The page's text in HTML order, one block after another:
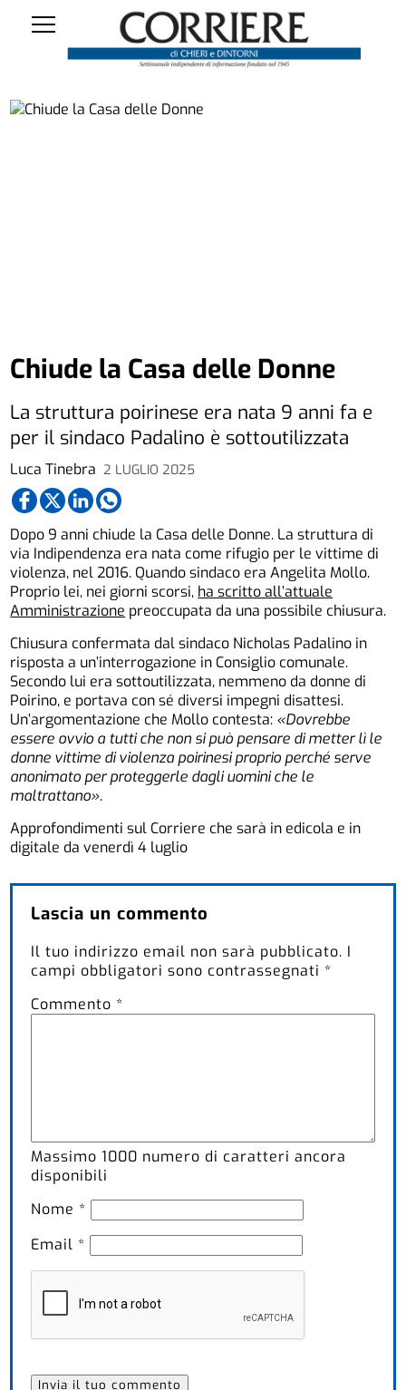
Luca Tinebra 2 LUGLIO 2025
Chiude la Casa delle Donne
La struttura poirinese era nata 9 anni fa e
per il sindaco Padalino è sottoutilizzata
Dopo 9 anni chiude la Casa delle Donne. La struttura di
via Indipendenza era nata come rifugio per le vittime di
violenza, nel 2016. Quando sindaco era Angelita Mollo.
Proprio lei, nei giorni scorsi, ha scritto all’attuale
Amministrazione preoccupata da una possibile chiusura.
Chiusura confermata dal sindaco Nicholas Padalino in
risposta a un’interrogazione in Consiglio comunale.
Secondo lui era sottoutilizzata, nemmeno da donne di
Poirino, e portava con sé diversi impegni disattesi.
Un’argomentazione che Mollo contesta: «Dovrebbe
essere ovvio a tutti che non si può pensare di metter lì le
donne vittime di violenza poirinesi proprio perché serve
anonimato per proteggerle dagli uomini che le
maltrattano».
Approfondimenti sul Corriere che sarà in edicola e in
digitale da venerdì 4 luglio
Lascia un commento
Il tuo indirizzo email non sarà pubblicato. I
campi obbligatori sono contrassegnati *
Commento *
Massimo1000 numero di caratteri ancora
disponibili
Nome *
Email *